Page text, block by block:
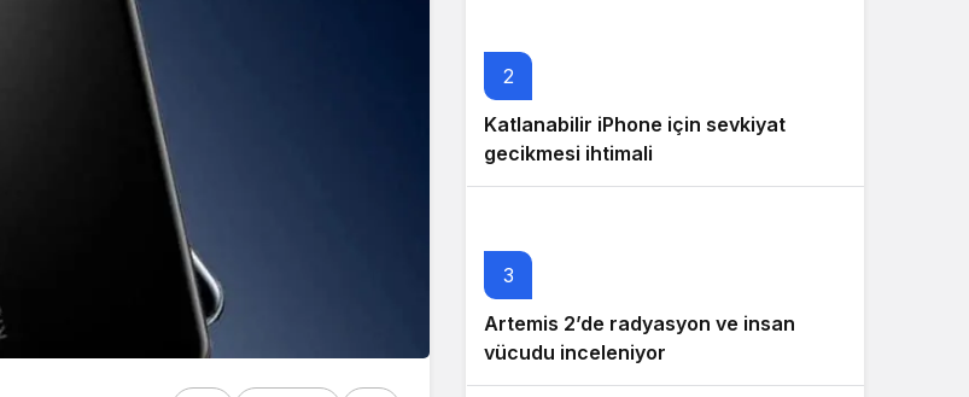
2
Katlanabilir iPhone için sevkiyat
gecikmesi ihtimali
3
Artemis 2’de radyasyon ve insan
vücudu inceleniyor